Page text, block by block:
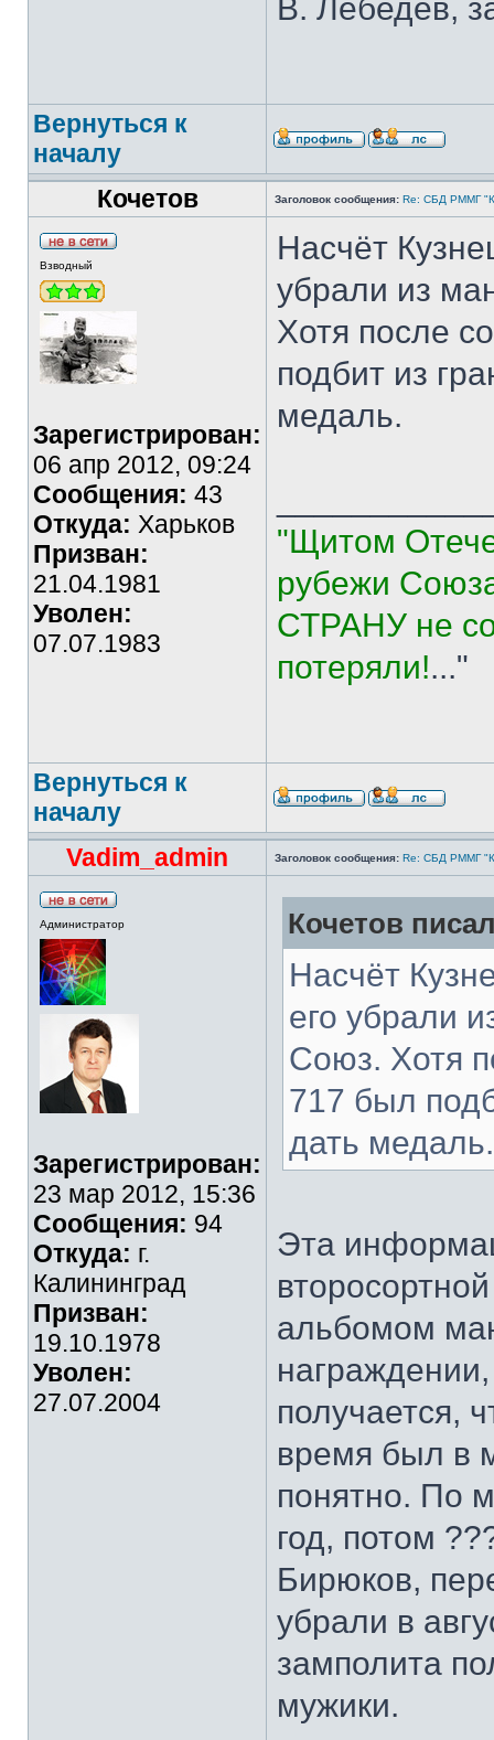
В. Лебедев,
Вернуться к
началу
Кочетов
Заголовок сообщения: Re: СБД РММГ
Взводный
Зарегистрирован:
06 апр 2012, 09:24
Сообщения: 43
Откуда: Харьков
Призван:
21.04.1981
Уволен:
07.07.1983
Насчёт
убрали из
Хотя после
подбит из
медаль.
"Щитом
рубежи
СТРАНУ не
потеряли!..."
Вернуться к
началу
Vadim_admin
Заголовок сообщения: Re: СБД РММГ
Администратор
Зарегистрирован:
23 мар 2012, 15:36
Сообщения: 94
Откуда: г.
Калининград
Призван:
19.10.1978
Уволен:
27.07.2004
Кочетов
Насчёт
его убрали
Союз. Хотя
717 был
дать медаль.
Эта
альбомом
получается,
время был в
понятно. По
год, потом
Бирюков,
убрали в
замполита
мужики.